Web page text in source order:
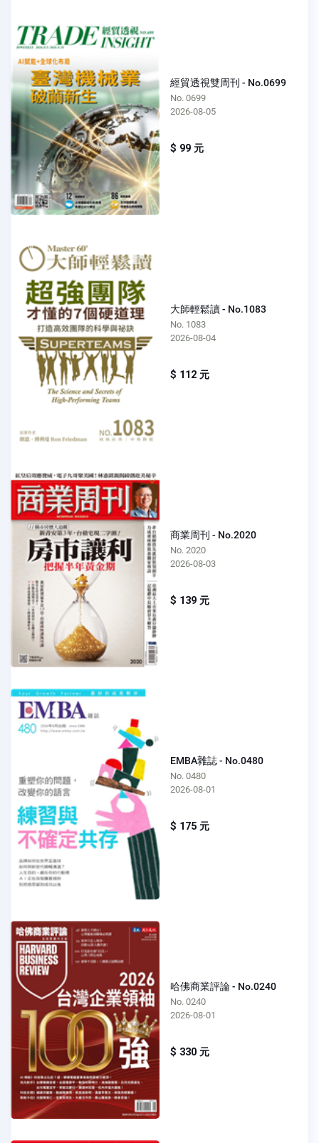
經貿透視雙周刊 - No.0699
No. 0699
2026-08-05
$ 99 元
大師輕鬆讀 - No.1083
No. 1083
2026-08-04
$ 112 元
商業周刊 - No.2020
No. 2020
2026-08-03
$ 139 元
EMBA雜誌 - No.0480
No. 0480
2026-08-01
$ 175 元
哈佛商業評論 - No.0240
No. 0240
2026-08-01
$ 330 元